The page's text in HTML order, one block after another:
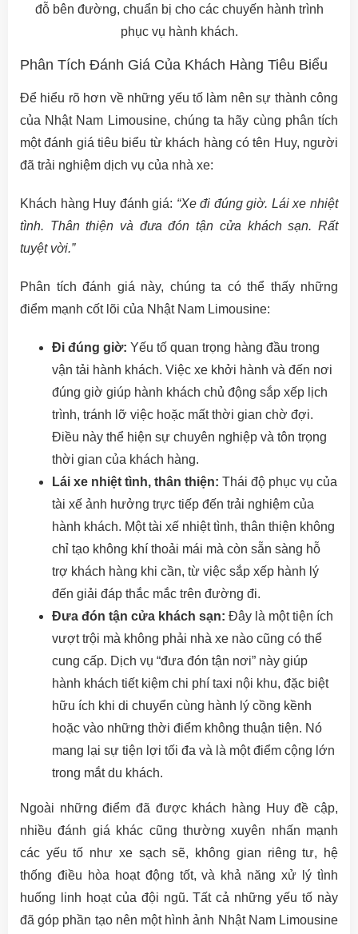
đỗ bên đường, chuẩn bị cho các chuyến hành trình
phục vụ hành khách.
Phân Tích Đánh Giá Của Khách Hàng Tiêu Biểu
Để hiểu rõ hơn về những yếu tố làm nên sự thành công
của Nhật Nam Limousine, chúng ta hãy cùng phân tích
một đánh giá tiêu biểu từ khách hàng có tên Huy, người
đã trải nghiệm dịch vụ của nhà xe:
Khách hàng Huy đánh giá: “Xe đi đúng giờ. Lái xe nhiệt
tình. Thân thiện và đưa đón tận cửa khách sạn. Rất
tuyệt vời.”
Phân tích đánh giá này, chúng ta có thể thấy những
điểm mạnh cốt lõi của Nhật Nam Limousine:
Đi đúng giờ: Yếu tố quan trọng hàng đầu trong
vận tải hành khách. Việc xe khởi hành và đến nơi
đúng giờ giúp hành khách chủ động sắp xếp lịch
trình, tránh lỡ việc hoặc mất thời gian chờ đợi.
Điều này thể hiện sự chuyên nghiệp và tôn trọng
thời gian của khách hàng.
Lái xe nhiệt tình, thân thiện: Thái độ phục vụ của
tài xế ảnh hưởng trực tiếp đến trải nghiệm của
hành khách. Một tài xế nhiệt tình, thân thiện không
chỉ tạo không khí thoải mái mà còn sẵn sàng hỗ
trợ khách hàng khi cần, từ việc sắp xếp hành lý
đến giải đáp thắc mắc trên đường đi.
Đưa đón tận cửa khách sạn: Đây là một tiện ích
vượt trội mà không phải nhà xe nào cũng có thể
cung cấp. Dịch vụ “đưa đón tận nơi” này giúp
hành khách tiết kiệm chi phí taxi nội khu, đặc biệt
hữu ích khi di chuyển cùng hành lý cồng kềnh
hoặc vào những thời điểm không thuận tiện. Nó
mang lại sự tiện lợi tối đa và là một điểm cộng lớn
trong mắt du khách.
Ngoài những điểm đã được khách hàng Huy đề cập,
nhiều đánh giá khác cũng thường xuyên nhấn mạnh
các yếu tố như xe sạch sẽ, không gian riêng tư, hệ
thống điều hòa hoạt động tốt, và khả năng xử lý tình
huống linh hoạt của đội ngũ. Tất cả những yếu tố này
đã góp phần tạo nên một hình ảnh Nhật Nam Limousine